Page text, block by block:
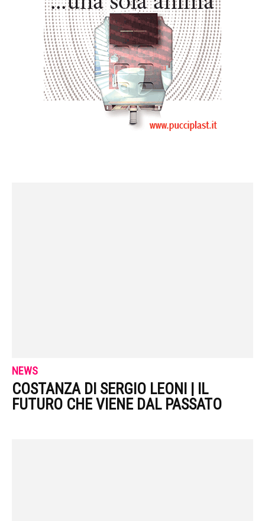
NEWS
COSTANZA DI SERGIO LEONI | IL
FUTURO CHE VIENE DAL PASSATO